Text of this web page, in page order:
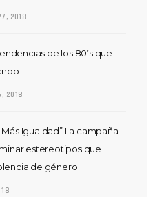
2018
de los 80’s que
2018
Igualdad” La campaña
estereotipos que
de género